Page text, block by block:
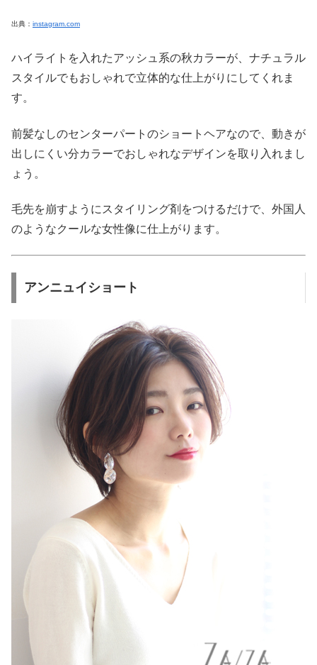
出典： instagram.com
ハイライトを入れたアッシュ系の秋カラーが、ナチュラル
スタイルでもおしゃれで立体的な仕上がりにしてくれま
す。
前髪なしのセンターパートのショートヘアなので、動きが
出しにくい分カラーでおしゃれなデザインを取り入れまし
ょう。
毛先を崩すようにスタイリング剤をつけるだけで、外国人
のようなクールな女性像に仕上がります。
アンニュイショート